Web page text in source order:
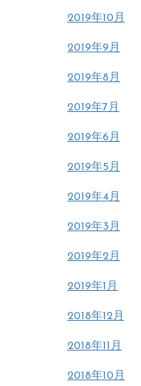
2019年10月
2019年9月
2019年8月
2019年7月
2019年6月
2019年5月
2019年4月
2019年3月
2019年2月
2019年1月
2018年12月
2018年11月
2018年10月